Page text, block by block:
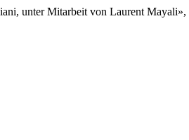
unter Mitarbeit von Laurent Mayali»,